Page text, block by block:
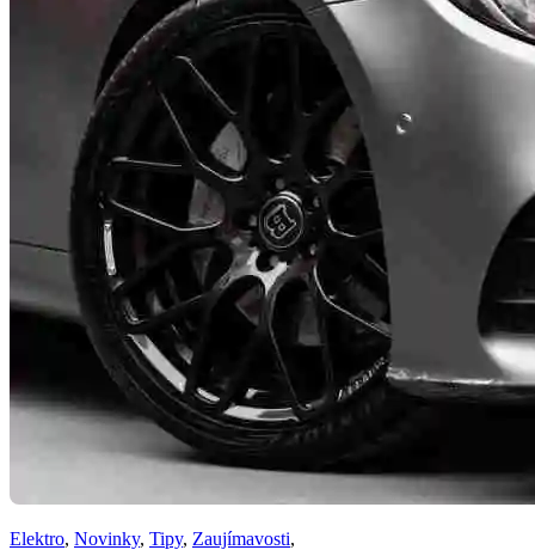
Elektro, Novinky, Tipy, Zaujímavosti,